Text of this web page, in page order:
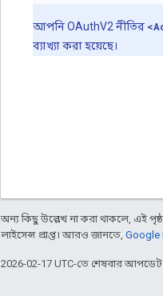
আপনি OAuthV2 নীতির
ব্যাখ্যা করা হয়েছে।
অন্য কিছু উল্লেখ না করা থাকলে, এই
লাইসেন্স প্রাপ্ত। আরও জানতে, Google
2026-02-17 UTC-তে শেষবার আপডেট